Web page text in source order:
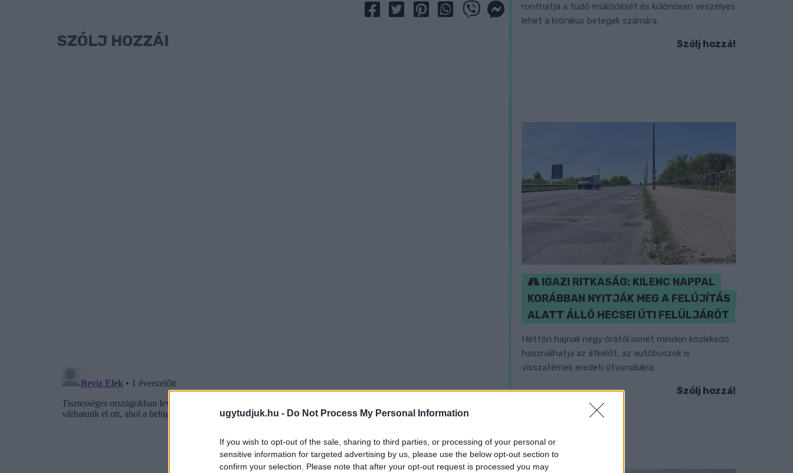
ugytudjuk.hu - Do Not Process My Personal Information
If you wish to opt-out of the sale, sharing to third parties, or processing of your personal or
sensitive information for targeted advertising by us, please use the below opt-out section to
confirm your selection. Please note that after your opt-out request is processed you may
SZÓLJ HOZZÁ!
ronthatja a tüdő működését és különösen veszélyes
lehet a krónikus betegek számára.
Szólj hozzá!
IGAZI RITKASÁG: KILENC NAPPAL
KORÁBBAN NYITJÁK MEG A FELÚJÍTÁS
ALATT ÁLLÓ HECSEI ÚTI FELÜLJÁRÓT
Hétfőn hajnali négy órától ismét minden közlekedő
használhatja az átkelőt, az autóbuszok is
visszatérnek eredeti útvonalukra.
Szólj hozzá!